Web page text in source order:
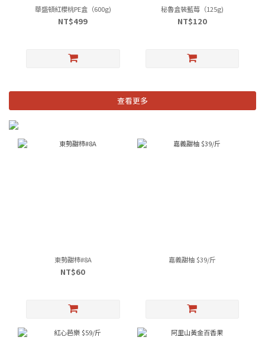
華盛頓紅櫻桃PE盒（600g)
NT$499
秘魯盒裝藍莓（125g)
NT$120
查看更多
東勢甜柿#8A
NT$60
嘉義甜柚 $39/斤